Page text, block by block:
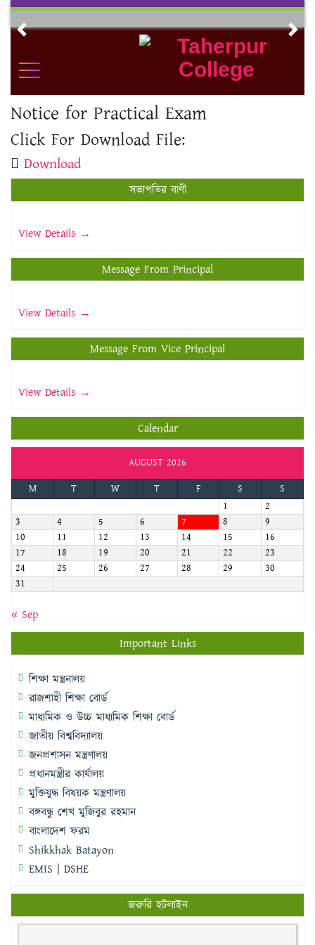
Skip
contentPrevious
Notice for Practical Exam
Click For Download File:
Download
সভাপতির বাণী
View Details →
Message From Principal
View Details →
Message From Vice Principal
View Details →
Calendar
AUGUST 2026
M
T W T F S
S
1
2
3
4 5 6 7 8
9
10
11 12 13 14 15
16
17
18 19 20 21 22
23
24
25 26 27 28 29
30
31
« Sep
Important Links
শিক্ষা মন্ত্রনালয়
রাজশাহী শিক্ষা বোর্ড
মাধ্যমিক ও উচ্চ মাধ্যমিক শিক্ষা বোর্ড
জাতীয় বিশ্ববিদ্যালয়
জনপ্রশাসন মন্ত্রণালয়
প্রধানমন্ত্রীর কার্যালয়
মুক্তিযুদ্ধ বিষয়ক মন্ত্রণালয়
বঙ্গবন্ধু শেখ মুজিবুর রহমান
বাংলাদেশ ফরম
Shikkhak Batayon
EMIS | DSHE
জরুরি হটলাইন